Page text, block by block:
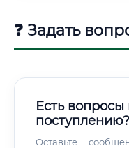
❓ Задать
Есть
поступлению?
Оставьте